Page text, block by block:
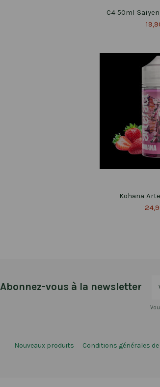
C4 50ml
Kohana
Abonnez-vous à la newsletter
Nouveaux produits Conditions générales